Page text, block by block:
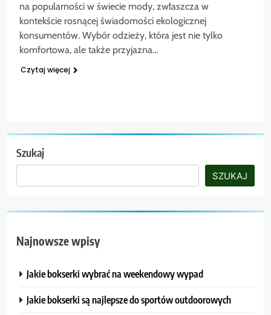
na popularności w świecie mody, zwłaszcza w
kontekście rosnącej świadomości ekologicznej
konsumentów. Wybór odzieży, która jest nie tylko
komfortowa, ale także przyjazna…
Czytaj więcej
Szukaj
SZUKAJ
Najnowsze wpisy
Jakie bokserki wybrać na weekendowy wypad
Jakie bokserki są najlepsze do sportów outdoorowych